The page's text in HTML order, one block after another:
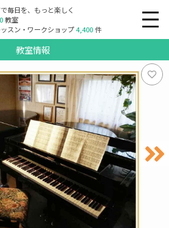
毎日を、もっと楽しく
教室
スン・ワークショップ4,400件
教室情報